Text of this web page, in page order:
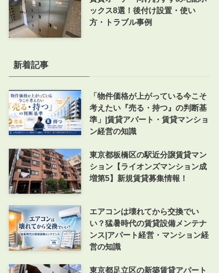
ックス8選！後付け設置・使い
方・トラブル事例
新着記事
「物件価格が上がっている今こそ
考えたい『売る・持つ』の判断基
準」|賃貸アパート・賃貸マンショ
ン経営の知識
東京都板橋区の駅近分譲賃貸マン
ション【ライオンズマンション成
増第5】新規賃貸募集情報！
エアコンは壊れてから交換でい
い？猛暑時代の賃貸設備メンテナ
ンス|アパート経営・マンション経
営の知識
東京都足立区の新築賃貸アパート